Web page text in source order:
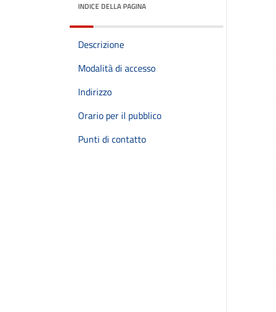
INDICE DELLA PAGINA
Descrizione
Modalità di accesso
Indirizzo
Orario per il pubblico
Punti di contatto